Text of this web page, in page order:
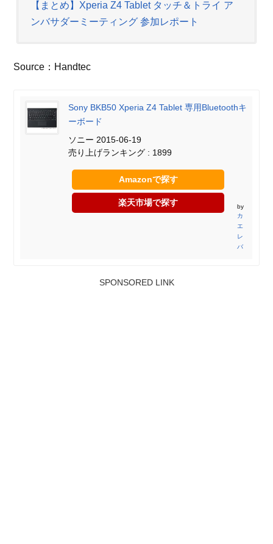
【まとめ】Xperia Z4 Tablet タッチ＆トライ ア
ンバサダーミーティング 参加レポート
Source：Handtec
Sony BKB50 Xperia Z4 Tablet 専用Bluetoothキ
ーボード
ソニー 2015-06-19
売り上げランキング : 1899
Amazonで探す
楽天市場で探す
by
カ
エ
レ
バ
SPONSORED LINK